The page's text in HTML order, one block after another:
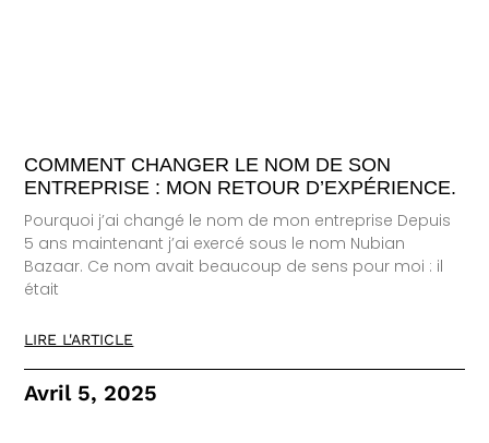
COMMENT CHANGER LE NOM DE SON
ENTREPRISE : MON RETOUR D’EXPÉRIENCE.
Pourquoi j’ai changé le nom de mon entreprise Depuis
5 ans maintenant j’ai exercé sous le nom Nubian
Bazaar. Ce nom avait beaucoup de sens pour moi : il
était
LIRE L'ARTICLE
Avril 5, 2025